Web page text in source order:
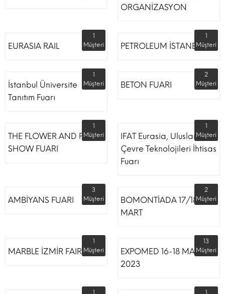
ORGANİZASYON
EURASIA RAIL
1
Müşteri
PETROLEUM İSTANBUL
1
Müşteri
İstanbul Üniversite
Tanıtım Fuarı
1
Müşteri
BETON FUARI
2
Müşteri
THE FLOWER AND PLANT
SHOW FUARI
1
Müşteri
IFAT Eurasia, Uluslararası
Çevre Teknolojileri İhtisas
Fuarı
1
Müşteri
AMBİYANS FUARI
3
Müşteri
BOMONTİADA 17/18
MART
2
Müşteri
MARBLE İZMİR FAIR
1
Müşteri
EXPOMED 16-18 MART
2023
13
Müşteri
1
1